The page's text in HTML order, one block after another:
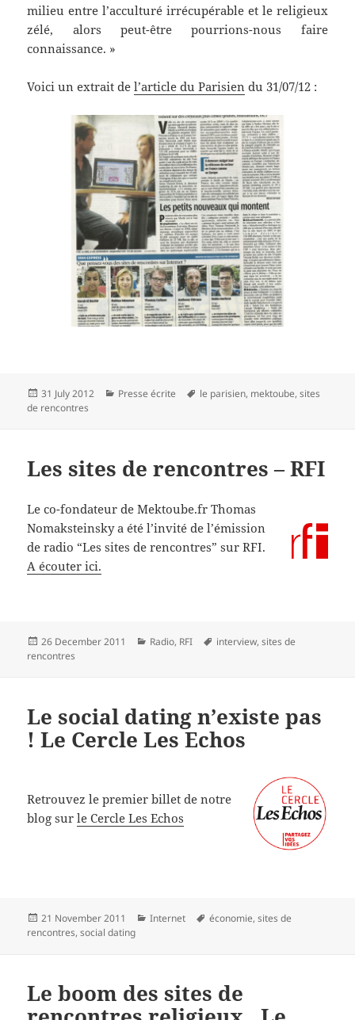
milieu entre l’acculturé irrécupérable et le religieux
zélé, alors peut-être pourrions-nous faire
connaissance. »
Voici un extrait del’article du Parisien du 31/07/12 :
Posted
on
31 July 2012 Categories
Presse écrite Tags
le parisien, mektoube,sites
de rencontres
Les sites de rencontres – RFI
Le co-fondateur de Mektoube.fr Thomas
Nomaksteinsky a été l’invitéde l’émission
de radio “Les sites de rencontres” sur RFI.
A écouter ici.
Posted
on
26 December 2011 Categories
Radio, RFI Tags
interview,sites de
rencontres
Le social dating n’existe pas
! Le Cercle Les Echos
Retrouvez le premier billet de notre
blog surle Cercle Les Echos
Posted
on
21 November 2011 Categories
Internet Tags
économie,sites de
rencontres,social dating
Le boom des sites de